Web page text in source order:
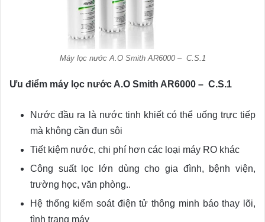
Máy lọc nước A.O Smith AR6000 – C.S.1
Ưu điểm máy lọc nước A.O Smith AR6000 – C.S.1
Nước đầu ra là nước tinh khiết có thể uống trực tiếp
mà không cần đun sôi
Tiết kiệm nước, chi phí hơn các loại máy RO khác
Công suất lọc lớn dùng cho gia đình, bệnh viện,
trường học, văn phòng..
Hệ thống kiểm soát điện tử thông minh báo thay lõi,
tình trạng máy